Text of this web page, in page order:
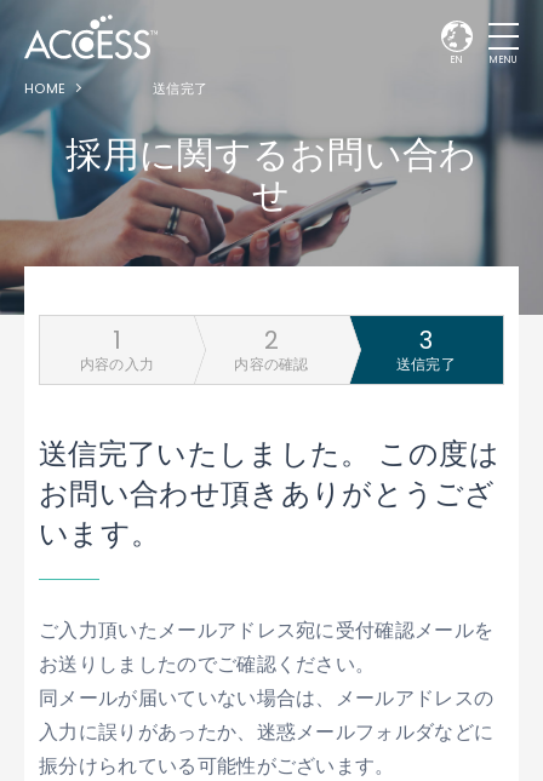
EN MENU
HOME 送信完了
採用に関するお問い合わ
せ
内容の入力 内容の確認 送信完了
送信完了いたしました。
この度は
お問い合わせ頂きありがとうござ
います。
ご入力頂いたメールアドレス宛に受付確認メールを
お送りしましたのでご確認ください。
同メールが届いていない場合は、メールアドレスの
入力に誤りがあったか、迷惑メールフォルダなどに
振分けられている可能性がございます。